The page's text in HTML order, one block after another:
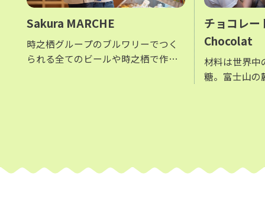
Sakura MARCHE
時之栖グループのブルワリーでつく
られる全てのビールや時之栖で作る
チョコレ
Chocolat
材料は世界中
糖。富士山の